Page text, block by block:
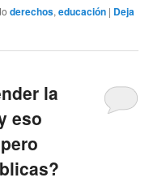
derechos,educación | Deja
la
eso